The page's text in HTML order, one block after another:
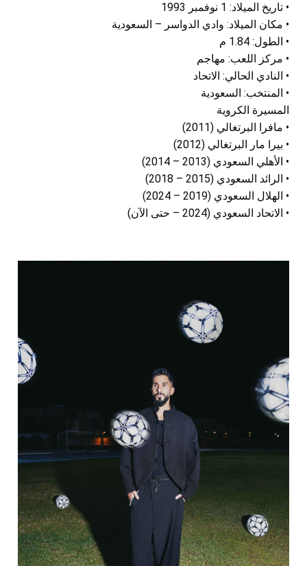
• تاريخ الميلاد: 1 نوفمبر 1993
• مكان الميلاد: وادي الدواسر – السعودية
• الطول: 1.84 م
• مركز اللعب: مهاجم
• النادي الحالي: الاتحاد
• المنتخب: السعودية
المسيرة الكروية
• مافرا البرتغالي (2011)
• بيرا مار البرتغالي (2012)
• الأهلي السعودي (2013 – 2014)
• الرائد السعودي (2015 – 2018)
• الهلال السعودي (2019 – 2024)
• الاتحاد السعودي (2024 – حتى الآن)